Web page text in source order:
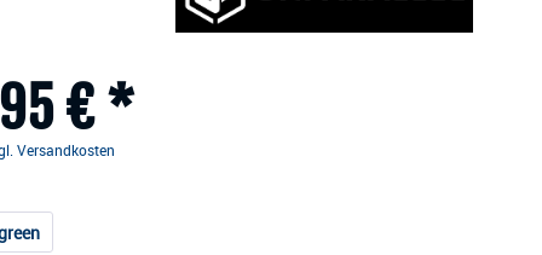
€ *
Versandkosten